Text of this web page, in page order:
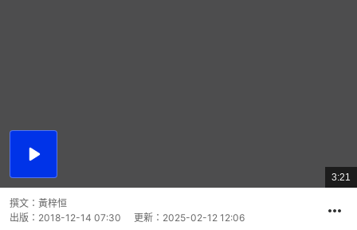
播
總
共
3:21
撰文： 黃梓恒
出版： 2018-12-14 07:30 更新： 2025-02-12 12:06